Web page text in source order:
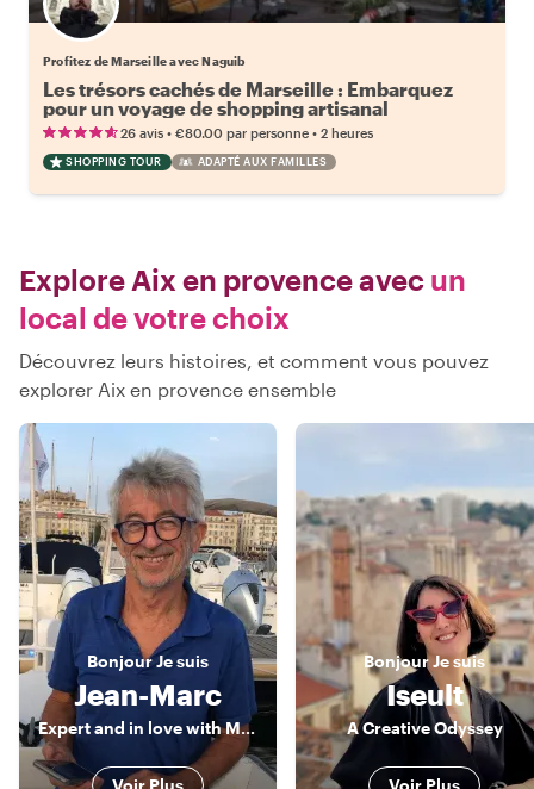
Profitez de Marseille avec Naguib
Les trésors cachés de Marseille : Embarquez
pour un voyage de shopping artisanal
26 avis • €80.00 par personne • 2 heures
SHOPPING TOUR ADAPTÉ AUX FAMILLES
Explore Aix en provence avec un
local de votre choix
Découvrez leurs histoires, et comment vous pouvez
explorer Aix en provence ensemble
BonjourJe suis
Jean-Marc
Expert and in love with Marseille
Voir Plus
BonjourJe suis
Iseult
A Creative Odyssey
Voir Plus